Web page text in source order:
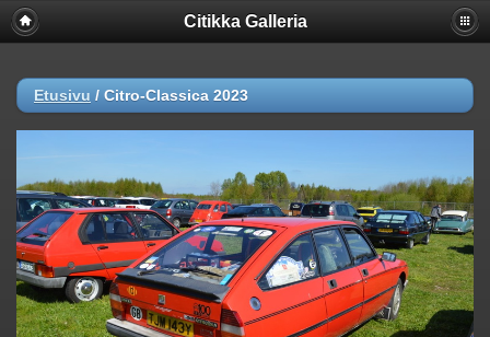
Citikka Galleria
Etusivu / Citro-Classica 2023